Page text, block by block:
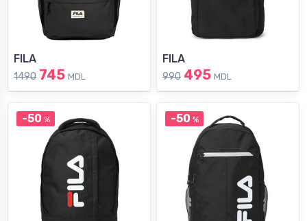
FILA
1490 745 MDL
FILA
990 495 MDL
-50 % -50 %